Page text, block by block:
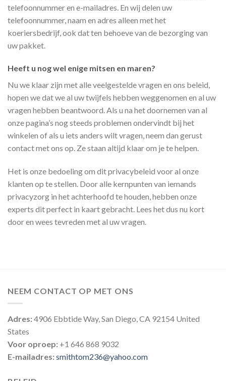
telefoonnummer en e-mailadres. En wij delen uw
telefoonnummer, naam en adres alleen met het
koeriersbedrijf, ook dat ten behoeve van de bezorging van
uw pakket.
Heeft u nog wel enige mitsen en maren?
Nu we klaar zijn met alle veelgestelde vragen en ons beleid,
hopen we dat we al uw twijfels hebben weggenomen en al uw
vragen hebben beantwoord. Als u na het doornemen van al
onze pagina’s nog steeds problemen ondervindt bij het
winkelen of als u iets anders wilt vragen, neem dan gerust
contact met ons op. Ze staan altijd klaar om je te helpen.
Het is onze bedoeling om dit privacybeleid voor al onze
klanten op te stellen. Door alle kernpunten van iemands
privacyzorg in het achterhoofd te houden, hebben onze
experts dit perfect in kaart gebracht. Lees het dus nu kort
door en wees tevreden met al uw vragen.
NEEM CONTACT OP MET ONS
Adres:4906 Ebbtide Way, San Diego, CA 92154 United
States
Voor oproep: +1 646 868 9032
E-mailadres:smithtom236@yahoo.com